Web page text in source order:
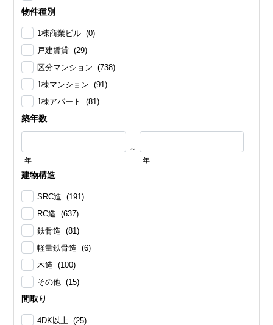
物件種別
1棟商業ビル (0)
戸建賃貸 (29)
区分マンション (738)
1棟マンション (91)
1棟アパート (81)
築年数
年
～
年
建物構造
SRC造 (191)
RC造 (637)
鉄骨造 (81)
軽量鉄骨造 (6)
木造 (100)
その他 (15)
間取り
4DK以上 (25)